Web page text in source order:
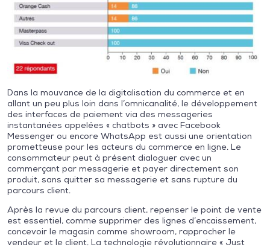
Dans la mouvance de la digitalisation du commerce et en
allant un peu plus loin dans l’omnicanalité, le développement
des interfaces de paiement via des messageries
instantanées appelées « chatbots » avec Facebook
Messenger ou encore WhatsApp est aussi une orientation
prometteuse pour les acteurs du commerce en ligne. Le
consommateur peut à présent dialoguer avec un
commerçant par messagerie et payer directement son
produit, sans quitter sa messagerie et sans rupture du
parcours client.
Après la revue du parcours client, repenser le point de vente
est essentiel, comme supprimer des lignes d’encaissement,
concevoir le magasin comme showroom, rapprocher le
vendeur et le client. La technologie révolutionnaire « Just